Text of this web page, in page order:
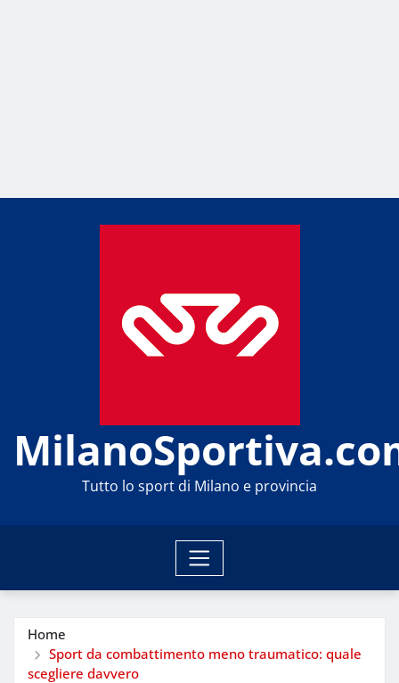
Tutto lo sport di Milano e provincia
Home
Sport da combattimento meno traumatico: quale
scegliere davvero